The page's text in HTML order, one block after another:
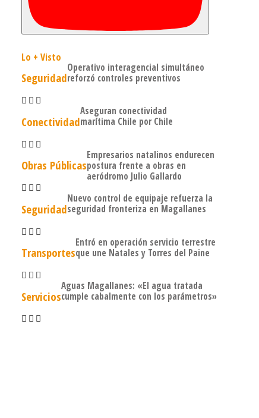
Lo + Visto
Seguridad
Operativo interagencial simultáneo
reforzó controles preventivos
Conectividad
Aseguran conectividad
marítima Chile por Chile
Obras Públicas
Empresarios natalinos endurecen
postura frente a obras en
aeródromo Julio Gallardo
Seguridad
Nuevo control de equipaje refuerza la
seguridad fronteriza en Magallanes
Transportes
Entró en operación servicio terrestre
que une Natales y Torres del Paine
Servicios
Aguas Magallanes: «El agua tratada
cumple cabalmente con los parámetros»